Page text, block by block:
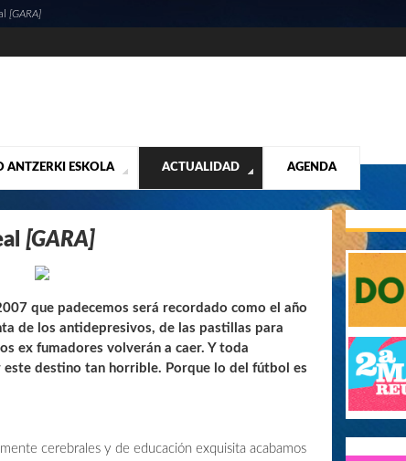
CONTACTO ¡VUELA ALTO RUBÉN!
ANTZERKI ESKOLA
MUSICALES MATERIAL SEGUNDA MANO VENTA
ACTUALIDAD
DESTACADOS VIDEOS
AGENDA
[GARA]
[GARA]
que padecemos será recordado como el año
de los antidepresivos, de las pastillas para
ex fumadores volverán a caer. Y toda
este destino tan horrible. Porque lo del fútbol es
cerebrales y de educación exquisita acabamos